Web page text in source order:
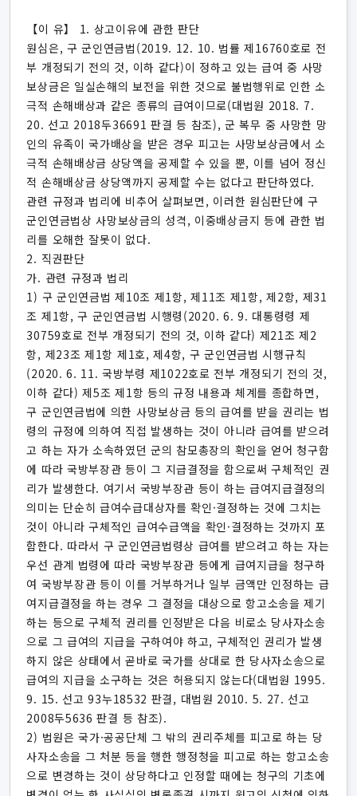
【이 유】 1. 상고이유에 관한 판단
원심은, 구 군인연금법(2019. 12. 10. 법률 제16760호로 전
부 개정되기 전의 것, 이하 같다)이 정하고 있는 급여 중 사망
보상금은 일실손해의 보전을 위한 것으로 불법행위로 인한 소
극적 손해배상과 같은 종류의 급여이므로(대법원 2018. 7.
20. 선고 2018두36691 판결 등 참조), 군 복무 중 사망한 망
인의 유족이 국가배상을 받은 경우 피고는 사망보상금에서 소
극적 손해배상금 상당액을 공제할 수 있을 뿐, 이를 넘어 정신
적 손해배상금 상당액까지 공제할 수는 없다고 판단하였다.
관련 규정과 법리에 비추어 살펴보면, 이러한 원심판단에 구
군인연금법상 사망보상금의 성격, 이중배상금지 등에 관한 법
리를 오해한 잘못이 없다.
2. 직권판단
가. 관련 규정과 법리
1) 구 군인연금법 제10조 제1항, 제11조 제1항, 제2항, 제31
조 제1항, 구 군인연금법 시행령(2020. 6. 9. 대통령령 제
30759호로 전부 개정되기 전의 것, 이하 같다) 제21조 제2
항, 제23조 제1항 제1호, 제4항, 구 군인연금법 시행규칙
(2020. 6. 11. 국방부령 제1022호로 전부 개정되기 전의 것,
이하 같다) 제5조 제1항 등의 규정 내용과 체계를 종합하면,
구 군인연금법에 의한 사망보상금 등의 급여를 받을 권리는 법
령의 규정에 의하여 직접 발생하는 것이 아니라 급여를 받으려
고 하는 자가 소속하였던 군의 참모총장의 확인을 얻어 청구함
에 따라 국방부장관 등이 그 지급결정을 함으로써 구체적인 권
리가 발생한다. 여기서 국방부장관 등이 하는 급여지급결정의
의미는 단순히 급여수급대상자를 확인·결정하는 것에 그치는
것이 아니라 구체적인 급여수급액을 확인·결정하는 것까지 포
함한다. 따라서 구 군인연금법령상 급여를 받으려고 하는 자는
우선 관계 법령에 따라 국방부장관 등에게 급여지급을 청구하
여 국방부장관 등이 이를 거부하거나 일부 금액만 인정하는 급
여지급결정을 하는 경우 그 결정을 대상으로 항고소송을 제기
하는 등으로 구체적 권리를 인정받은 다음 비로소 당사자소송
으로 그 급여의 지급을 구하여야 하고, 구체적인 권리가 발생
하지 않은 상태에서 곧바로 국가를 상대로 한 당사자소송으로
급여의 지급을 소구하는 것은 허용되지 않는다(대법원 1995.
9. 15. 선고 93누18532 판결, 대법원 2010. 5. 27. 선고
2008두5636 판결 등 참조).
2) 법원은 국가·공공단체 그 밖의 권리주체를 피고로 하는 당
사자소송을 그 처분 등을 행한 행정청을 피고로 하는 항고소송
으로 변경하는 것이 상당하다고 인정할 때에는 청구의 기초에